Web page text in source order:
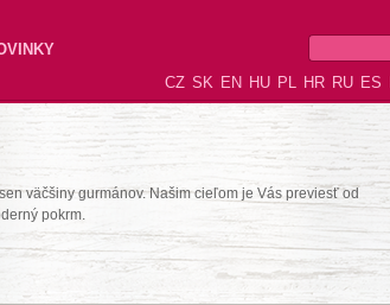
CZ SK EN HU PL HR RU ES
väčšiny gurmánov. Našim cieľom je Vás previesť od
pokrm.